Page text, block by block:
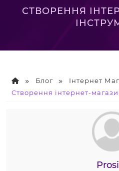
СТВОРЕННЯ
Блог
Інтернет
Створення інтернет-